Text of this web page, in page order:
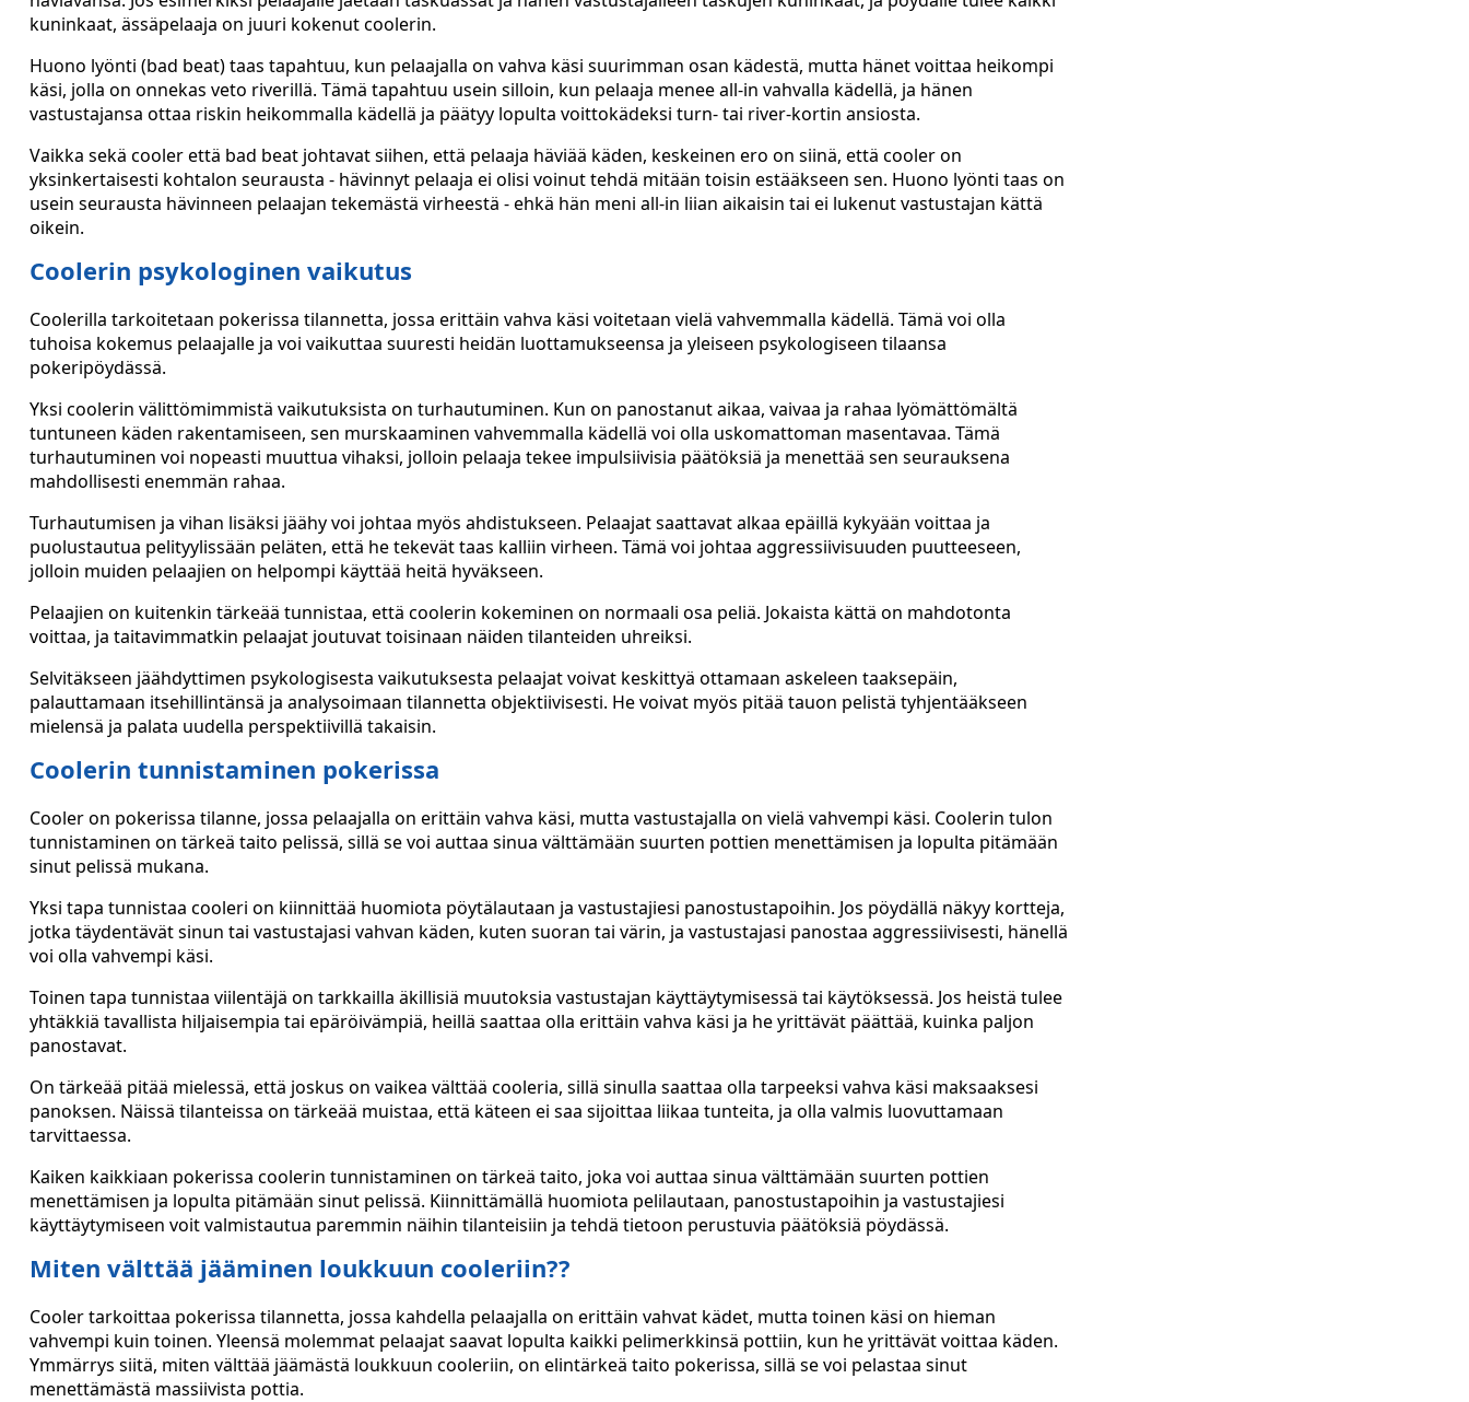
kuninkaat, ässäpelaaja on juuri kokenut coolerin.
Huono lyönti (bad beat) taas tapahtuu, kun pelaajalla on vahva käsi suurimman osan kädestä, mutta hänet voittaa heikompi
käsi, jolla on onnekas veto riverillä. Tämä tapahtuu usein silloin, kun pelaaja menee all-in vahvalla kädellä, ja hänen
vastustajansa ottaa riskin heikommalla kädellä ja päätyy lopulta voittokädeksi turn- tai river-kortin ansiosta.
Vaikka sekä cooler että bad beat johtavat siihen, että pelaaja häviää käden, keskeinen ero on siinä, että cooler on
yksinkertaisesti kohtalon seurausta - hävinnyt pelaaja ei olisi voinut tehdä mitään toisin estääkseen sen. Huono lyönti taas on
usein seurausta hävinneen pelaajan tekemästä virheestä - ehkä hän meni all-in liian aikaisin tai ei lukenut vastustajan kättä
oikein.
Coolerin psykologinen vaikutus
Coolerilla tarkoitetaan pokerissa tilannetta, jossa erittäin vahva käsi voitetaan vielä vahvemmalla kädellä. Tämä voi olla
tuhoisa kokemus pelaajalle ja voi vaikuttaa suuresti heidän luottamukseensa ja yleiseen psykologiseen tilaansa
pokeripöydässä.
Yksi coolerin välittömimmistä vaikutuksista on turhautuminen. Kun on panostanut aikaa, vaivaa ja rahaa lyömättömältä
tuntuneen käden rakentamiseen, sen murskaaminen vahvemmalla kädellä voi olla uskomattoman masentavaa. Tämä
turhautuminen voi nopeasti muuttua vihaksi, jolloin pelaaja tekee impulsiivisia päätöksiä ja menettää sen seurauksena
mahdollisesti enemmän rahaa.
Turhautumisen ja vihan lisäksi jäähy voi johtaa myös ahdistukseen. Pelaajat saattavat alkaa epäillä kykyään voittaa ja
puolustautua pelityylissään peläten, että he tekevät taas kalliin virheen. Tämä voi johtaa aggressiivisuuden puutteeseen,
jolloin muiden pelaajien on helpompi käyttää heitä hyväkseen.
Pelaajien on kuitenkin tärkeää tunnistaa, että coolerin kokeminen on normaali osa peliä. Jokaista kättä on mahdotonta
voittaa, ja taitavimmatkin pelaajat joutuvat toisinaan näiden tilanteiden uhreiksi.
Selvitäkseen jäähdyttimen psykologisesta vaikutuksesta pelaajat voivat keskittyä ottamaan askeleen taaksepäin,
palauttamaan itsehillintänsä ja analysoimaan tilannetta objektiivisesti. He voivat myös pitää tauon pelistä tyhjentääkseen
mielensä ja palata uudella perspektiivillä takaisin.
Coolerin tunnistaminen pokerissa
Cooler on pokerissa tilanne, jossa pelaajalla on erittäin vahva käsi, mutta vastustajalla on vielä vahvempi käsi. Coolerin tulon
tunnistaminen on tärkeä taito pelissä, sillä se voi auttaa sinua välttämään suurten pottien menettämisen ja lopulta pitämään
sinut pelissä mukana.
Yksi tapa tunnistaa cooleri on kiinnittää huomiota pöytälautaan ja vastustajiesi panostustapoihin. Jos pöydällä näkyy kortteja,
jotka täydentävät sinun tai vastustajasi vahvan käden, kuten suoran tai värin, ja vastustajasi panostaa aggressiivisesti, hänellä
voi olla vahvempi käsi.
Toinen tapa tunnistaa viilentäjä on tarkkailla äkillisiä muutoksia vastustajan käyttäytymisessä tai käytöksessä. Jos heistä tulee
yhtäkkiä tavallista hiljaisempia tai epäröivämpiä, heillä saattaa olla erittäin vahva käsi ja he yrittävät päättää, kuinka paljon
panostavat.
On tärkeää pitää mielessä, että joskus on vaikea välttää cooleria, sillä sinulla saattaa olla tarpeeksi vahva käsi maksaaksesi
panoksen. Näissä tilanteissa on tärkeää muistaa, että käteen ei saa sijoittaa liikaa tunteita, ja olla valmis luovuttamaan
tarvittaessa.
Kaiken kaikkiaan pokerissa coolerin tunnistaminen on tärkeä taito, joka voi auttaa sinua välttämään suurten pottien
menettämisen ja lopulta pitämään sinut pelissä. Kiinnittämällä huomiota pelilautaan, panostustapoihin ja vastustajiesi
käyttäytymiseen voit valmistautua paremmin näihin tilanteisiin ja tehdä tietoon perustuvia päätöksiä pöydässä.
Miten välttää jääminen loukkuun cooleriin??
Cooler tarkoittaa pokerissa tilannetta, jossa kahdella pelaajalla on erittäin vahvat kädet, mutta toinen käsi on hieman
vahvempi kuin toinen. Yleensä molemmat pelaajat saavat lopulta kaikki pelimerkkinsä pottiin, kun he yrittävät voittaa käden.
Ymmärrys siitä, miten välttää jäämästä loukkuun cooleriin, on elintärkeä taito pokerissa, sillä se voi pelastaa sinut
menettämästä massiivista pottia.